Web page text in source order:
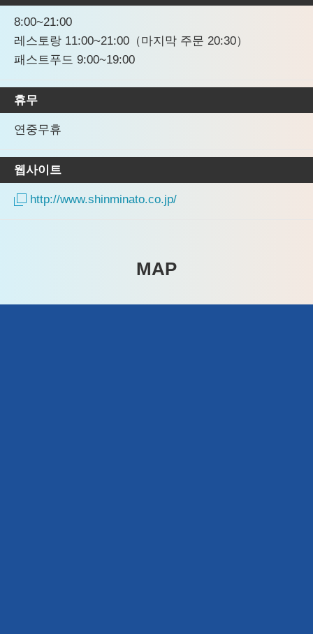
8:00~21:00
레스토랑 11:00~21:00（마지막 주문 20:30）
패스트푸드 9:00~19:00
휴무
연중무휴
웹사이트
http://www.shinminato.co.jp/
MAP